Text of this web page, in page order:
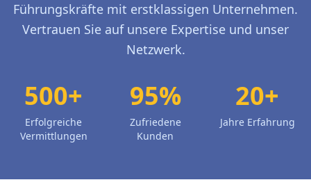
Führungskräfte mit erstklassigen Unternehmen.
Vertrauen Sie auf unsere Expertise und unser
Netzwerk.
500+
Erfolgreiche
Vermittlungen
95%
Zufriedene
Kunden
20+
Jahre Erfahrung